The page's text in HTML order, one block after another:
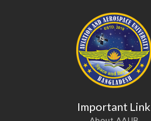
Important Link